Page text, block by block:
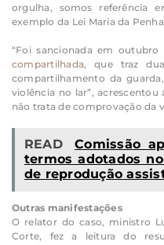
orgulha, somos referência
exemplo da Lei Maria da
“Foi sancionada em outubro
compartilhada, que traz
compartilhamento da
violência no lar”,
não trata de comprovação da
READ
Comissão
termos adotados
de reprodução
Outras manifestações
O relator do caso, ministro
Corte, fez a leitura do